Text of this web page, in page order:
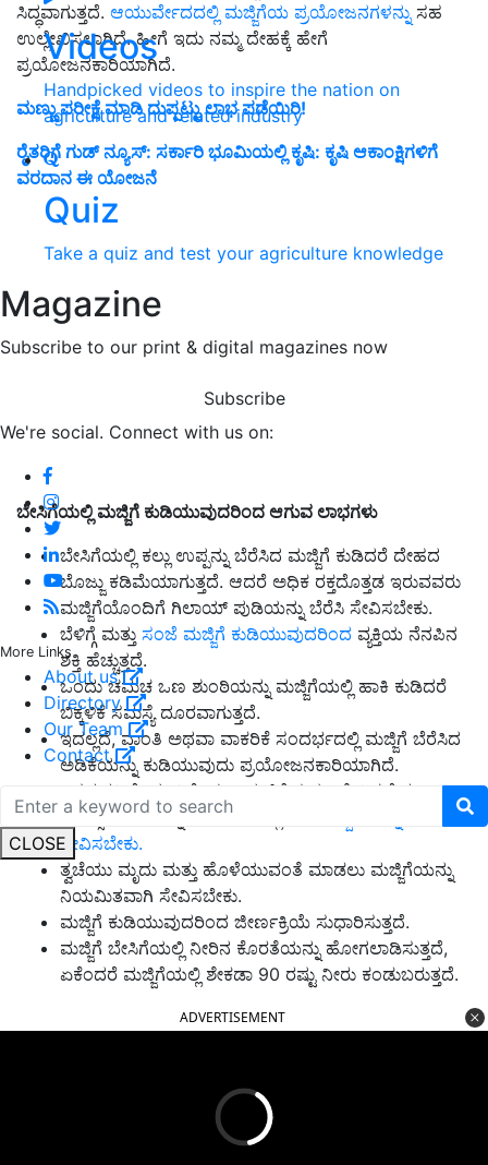
Videos
Handpicked videos to inspire the nation on
agriculture and related industry
Quiz
Take a quiz and test your agriculture knowledge
Magazine
Subscribe to our print & digital magazines now
Subscribe
We're social. Connect with us on:
More Links
About us
Directory
Our Team
Contact
CLOSE
ಸಿದ್ಧವಾಗುತ್ತದೆ. ಆಯುರ್ವೇದದಲ್ಲಿ ಮಜ್ಜಿಗೆಯ ಪ್ರಯೋಜನಗಳನ್ನುಸಹ
ಉಲ್ಲೇಖಿಸಲಾಗಿದೆ. ಹೀಗೆ ಇದು ನಮ್ಮ ದೇಹಕ್ಕೆ ಹೇಗೆ
ಪ್ರಯೋಜನಕಾರಿಯಾಗಿದೆ.
ಮಣ್ಣು ಪರೀಕ್ಷೆ ಮಾಡಿ ದುಪ್ಪಟ್ಟು ಲಾಭ ಪಡೆಯಿರಿ!
ರೈತರಿಗೆ ಗುಡ್ ನ್ಯೂಸ್: ಸರ್ಕಾರಿ ಭೂಮಿಯಲ್ಲಿ ಕೃಷಿ: ಕೃಷಿ ಆಕಾಂಕ್ಷಿಗಳಿಗೆ
ವರದಾನ ಈ ಯೋಜನೆ
ಬೇಸಿಗೆಯಲ್ಲಿ ಮಜ್ಜಿಗೆ ಕುಡಿಯುವುದರಿಂದ ಆಗುವ ಲಾಭಗಳು
ಬೇಸಿಗೆಯಲ್ಲಿ ಕಲ್ಲು ಉಪ್ಪನ್ನು ಬೆರೆಸಿದ ಮಜ್ಜಿಗೆ ಕುಡಿದರೆ ದೇಹದ
ಬೊಜ್ಜು ಕಡಿಮೆಯಾಗುತ್ತದೆ. ಆದರೆ ಅಧಿಕ ರಕ್ತದೊತ್ತಡ ಇರುವವರು
ಮಜ್ಜಿಗೆಯೊಂದಿಗೆ ಗಿಲಾಯ್ ಪುಡಿಯನ್ನು ಬೆರೆಸಿ ಸೇವಿಸಬೇಕು.
ಬೆಳಿಗ್ಗೆ ಮತ್ತು ಸಂಜೆ ಮಜ್ಜಿಗೆ ಕುಡಿಯುವುದರಿಂದ ವ್ಯಕ್ತಿಯ ನೆನಪಿನ
ಶಕ್ತಿ ಹೆಚ್ಚುತ್ತದೆ.
ಒಂದು ಚಮಚ ಒಣ ಶುಂಠಿಯನ್ನು ಮಜ್ಜಿಗೆಯಲ್ಲಿ ಹಾಕಿ ಕುಡಿದರೆ
ಬಿಕ್ಕಳಿಕೆ ಸಮಸ್ಯೆ ದೂರವಾಗುತ್ತದೆ.
ಇದಲ್ಲದೆ, ವಾಂತಿ ಅಥವಾ ವಾಕರಿಕೆ ಸಂದರ್ಭದಲ್ಲಿ ಮಜ್ಜಿಗೆ ಬೆರೆಸಿದ
ಅಡಿಕೆಯನ್ನು ಕುಡಿಯುವುದು ಪ್ರಯೋಜನಕಾರಿಯಾಗಿದೆ.
ಒತ್ತಡ ಕಡಿಮೆ ಮಾಡಿಕೊಳ್ಳಲು ಮಜ್ಜಿಗೆಯನ್ನೂ ಸೇವಿಸಬೇಕು.
ಮನಸ್ಸಿನ ತಾಪವನ್ನು ಹತೋಟಿಯಲ್ಲಿಡಲು
ಸೇವಿಸಬೇಕು.
ತ್ವಚೆಯು ಮೃದು ಮತ್ತು ಹೊಳೆಯುವಂತೆ ಮಾಡಲು ಮಜ್ಜಿಗೆಯನ್ನು
ನಿಯಮಿತವಾಗಿ ಸೇವಿಸಬೇಕು.
ಮಜ್ಜಿಗೆ ಕುಡಿಯುವುದರಿಂದ ಜೀರ್ಣಕ್ರಿಯೆ ಸುಧಾರಿಸುತ್ತದೆ.
ಮಜ್ಜಿಗೆ ಬೇಸಿಗೆಯಲ್ಲಿ ನೀರಿನ ಕೊರತೆಯನ್ನು ಹೋಗಲಾಡಿಸುತ್ತದೆ,
ಏಕೆಂದರೆ ಮಜ್ಜಿಗೆಯಲ್ಲಿ ಶೇಕಡಾ 90 ರಷ್ಟು ನೀರು ಕಂಡುಬರುತ್ತದೆ.​
ADVERTISEMENT